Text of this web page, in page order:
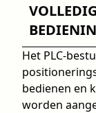
Het PLC-
bedienen en
worden